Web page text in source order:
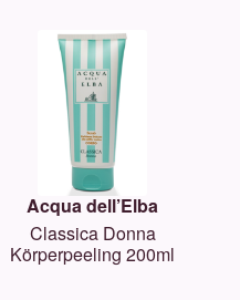
Acqua dell’Elba
Classica Donna
Körperpeeling 200ml